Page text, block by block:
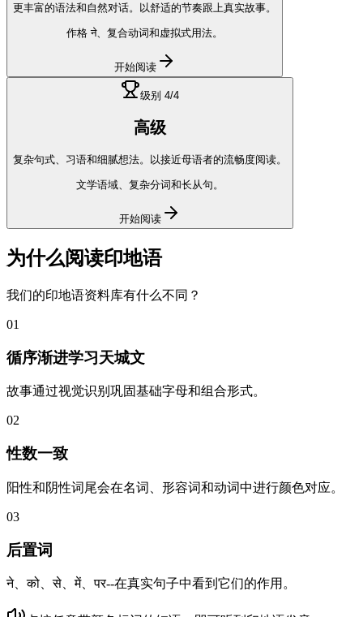
更丰富的语法和自然对话。以舒适的节奏跟上真实故事。
作格 ने、复合动词和虚拟式用法。
开始阅读
级别 4/4
高级
复杂句式、习语和细腻想法。以接近母语者的流畅度阅读。
文学语域、复杂分词和长从句。
开始阅读
为什么阅读印地语
我们的印地语资料库有什么不同？
01
循序渐进学习天城文
故事通过视觉识别巩固基础字母和组合形式。
02
性数一致
阳性和阴性词尾会在名词、形容词和动词中进行颜色对应。
03
后置词
ने、को、से、में、पर--在真实句子中看到它们的作用。